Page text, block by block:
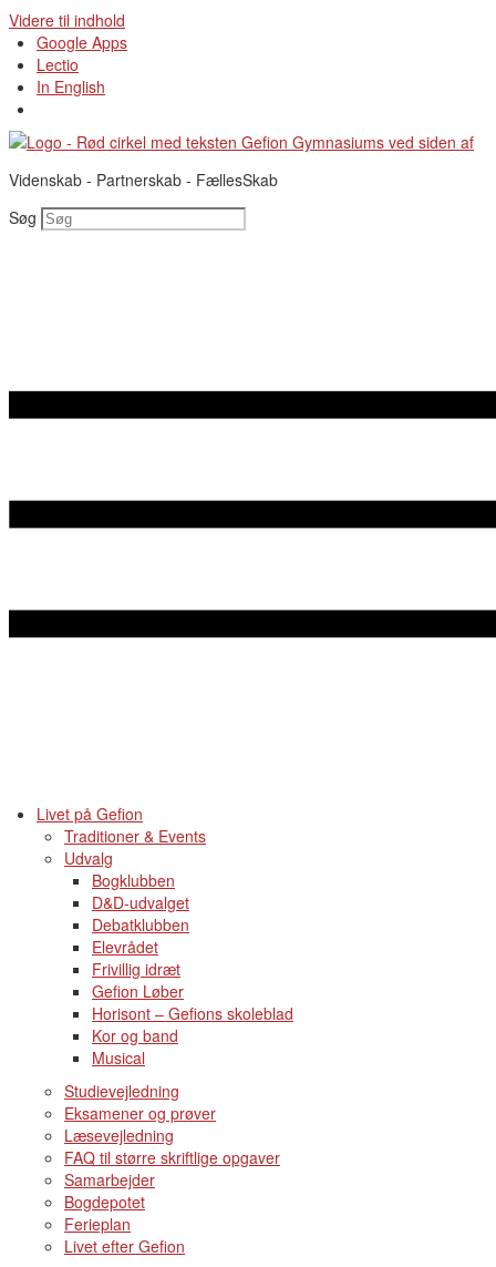
Videre til indhold
Google Apps
Lectio
In English
Videnskab - Partnerskab - FællesSkab
Søg
Livet på Gefion
Traditioner & Events
Udvalg
Bogklubben
D&D-udvalget
Debatklubben
Elevrådet
Frivillig idræt
Gefion Løber
Horisont – Gefions skoleblad
Kor og band
Musical
Studievejledning
Eksamener og prøver
Læsevejledning
FAQ til større skriftlige opgaver
Samarbejder
Bogdepotet
Ferieplan
Livet efter Gefion